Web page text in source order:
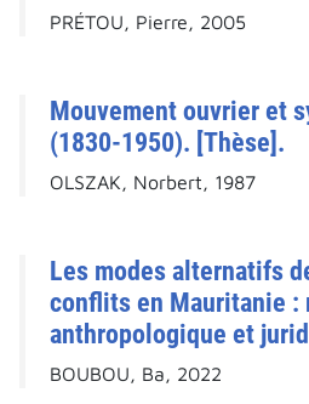
PRÉTOU, Pierre, 2005
Mouvement ouvrier et
(1830-1950). [Thèse].
OLSZAK, Norbert, 1987
Les modes alternatifs
conflits en Mauritanie :
anthropologique et
BOUBOU, Ba, 2022